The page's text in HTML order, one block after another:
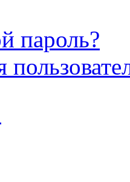
пароль?